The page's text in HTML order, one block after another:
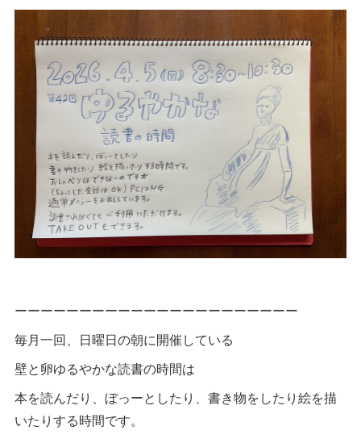
ーーーーーーーーーーーーーーーーーーーーーー
毎月一回、日曜日の朝に開催している
壁と卵ゆるやかな読書の時間は
本を読んだり、ぼっーとしたり、書き物をしたり絵を描
いたりする時間です。